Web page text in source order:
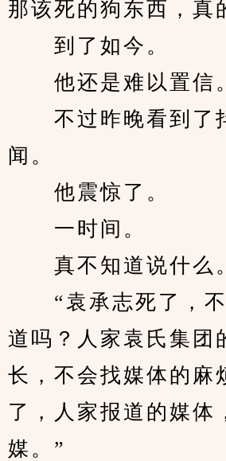
那该死的狗东西，真
到了如今。
他还是难以置信
不过昨晚看到了
闻。
他震惊了。
一时间。
真不知道说什么
“袁承志死了，不
道吗？人家袁氏集团
长，不会找媒体的麻
了，人家报道的媒体
媒。”